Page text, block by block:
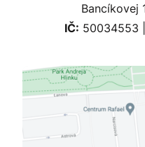
Bancíkovej
IČ: 50034553 |